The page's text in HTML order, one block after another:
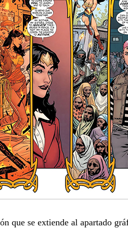
que se extiende al apartado